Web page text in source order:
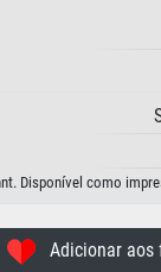
Disponível como
Adicionar aos